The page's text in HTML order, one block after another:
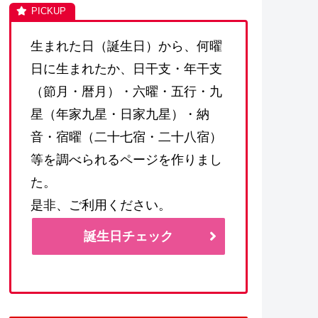
生まれた日（誕生日）から、何曜
日に生まれたか、日干支・年干支
（節月・暦月）・六曜・五行・九
星（年家九星・日家九星）・納
音・宿曜（二十七宿・二十八宿）
等を調べられるページを作りまし
た。
是非、ご利用ください。
誕生日チェック